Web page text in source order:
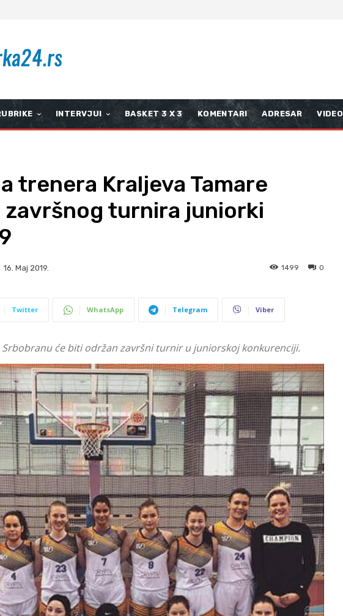
INTERVJUI BASKET 3 X 3 KOMENTARI ADRESAR VIDEO
trenera Kraljeva Tamare
završnog turnira juniorki
16. Мај 2019. 0
1499
Twitter WhatsApp Telegram Viber
Srbobranu će biti održan završni turnir u juniorskoj konkurenciji.